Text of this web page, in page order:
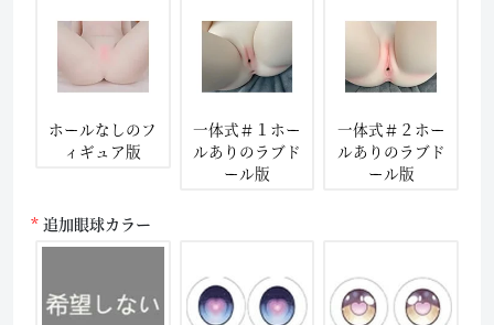
ホールなしのフ
ィギュア版
一体式＃１ホー
ルありのラブド
ール版
一体式＃２ホー
ルありのラブド
ール版
追加眼球カラー